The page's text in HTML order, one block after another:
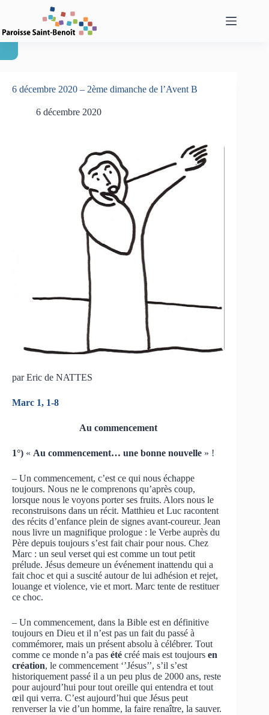
6 décembre 2020 – 2ème dimanche de l’Avent B
6 décembre 2020
par Eric de NATTES
Marc 1, 1-8
Au commencement
1°) « Au commencement… une bonne nouvelle » !
– Un commencement, c’est ce qui nous échappe
toujours. Nous ne le comprenons qu’après coup,
lorsque nous le voyons porter ses fruits. Alors nous le
reconstruisons dans un récit. Matthieu et Luc racontent
des récits d’enfance plein de signes avant-coureur. Jean
nous livre un magnifique prologue : le Verbe auprès du
Père depuis toujours s’est fait chair pour nous. Chez
Marc : un seul verset qui est comme un tout petit
prélude. Jésus demeure un événement inattendu qui a
fait choc et qui a suscité autour de lui adhésion et rejet,
louange et violence, vie et mort. Marc tente de restituer
ce choc.
– Un commencement, dans la Bible est en définitive
toujours en Dieu et il n’est pas un fait du passé à
commémorer, mais un présent absolu à célébrer. Tout
comme ce monde n’a pas été créé mais est toujours en
création, le commencement ‘’Jésus’’, s’il s’est
historiquement passé il a un peu plus de 2000 ans, reste
pour aujourd’hui pour tout oreille qui entendra et tout
œil qui verra. C’est aujourd’hui que Jésus peut
renverser la vie d’un homme, la faire renaître, la sauver.